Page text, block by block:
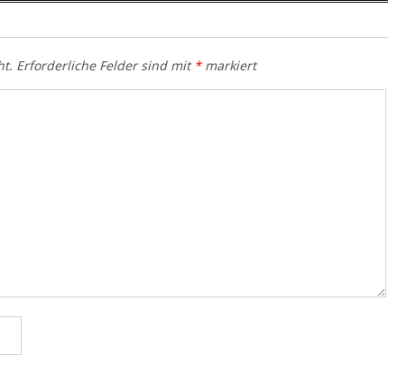
Erforderliche Felder sind mit *markiert